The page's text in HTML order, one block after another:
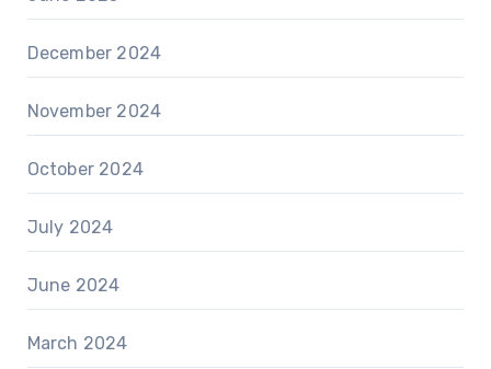
December 2024
November 2024
October 2024
July 2024
June 2024
March 2024